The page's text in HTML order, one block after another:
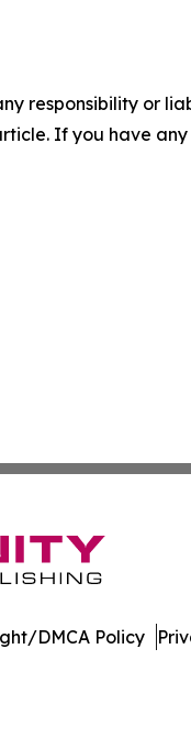
responsibility or
If you have
DMCA Policy